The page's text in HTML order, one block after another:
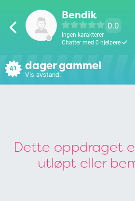
Bendik
0.0
Ingen karakterer
Chatter med 0 hjelpere
41 dager gammel
Vis avstand.
Dette oppdraget
utløpt eller